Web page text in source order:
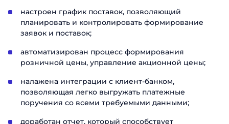
настроен график поставок, позволяющий
планировать и контролировать формирование
заявок и поставок;
автоматизирован процесс формирования
розничной цены, управление акционной цены;
налажена интеграции с клиент-банком,
позволяющая легко выгружать платежные
поручения со всеми требуемыми данными;
доработан отчет, который способствует